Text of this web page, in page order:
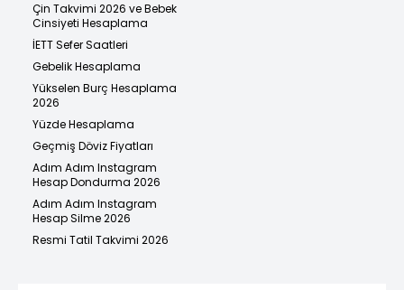
Çin Takvimi 2026 ve Bebek
Cinsiyeti Hesaplama
İETT Sefer Saatleri
Gebelik Hesaplama
Yükselen Burç Hesaplama
2026
Yüzde Hesaplama
Geçmiş Döviz Fiyatları
Adım Adım Instagram
Hesap Dondurma 2026
Adım Adım Instagram
Hesap Silme 2026
Resmi Tatil Takvimi 2026